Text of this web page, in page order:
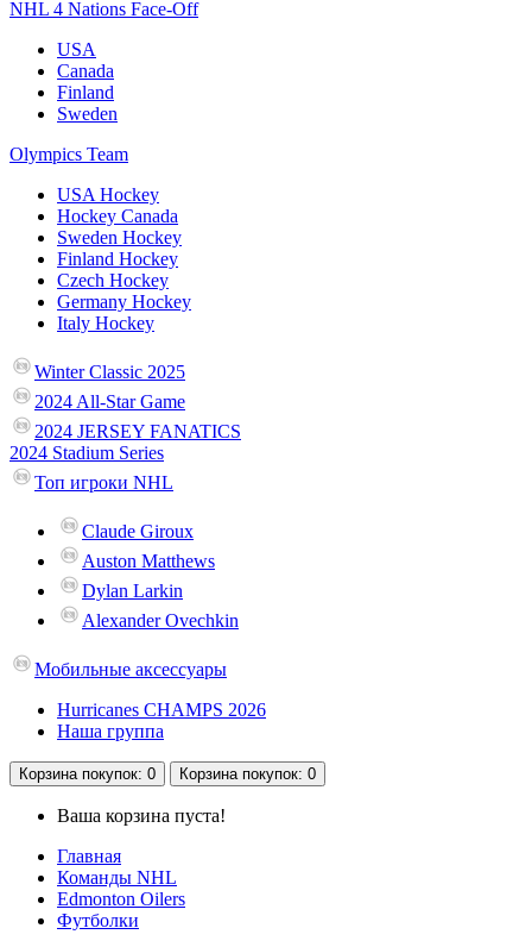
NHL 4 Nations Face-Off
USA
Canada
Finland
Sweden
Olympics Team
USA Hockey
Hockey Canada
Sweden Hockey
Finland Hockey
Czech Hockey
Germany Hockey
Italy Hockey
Winter Classic 2025
2024 All-Star Game
2024 JERSEY FANATICS
2024 Stadium Series
Топ игроки NHL
Claude Giroux
Auston Matthews
Dylan Larkin
Alexander Ovechkin
Мобильные аксессуары
Hurricanes CHAMPS 2026
Наша группа
Корзина покупок: 0 Корзина покупок: 0
Ваша корзина пуста!
Главная
Команды NHL
Edmonton Oilers
Футболки